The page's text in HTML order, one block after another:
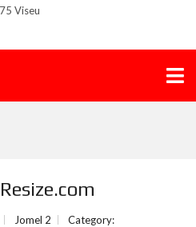
Viseu
Jomel 2 Category: